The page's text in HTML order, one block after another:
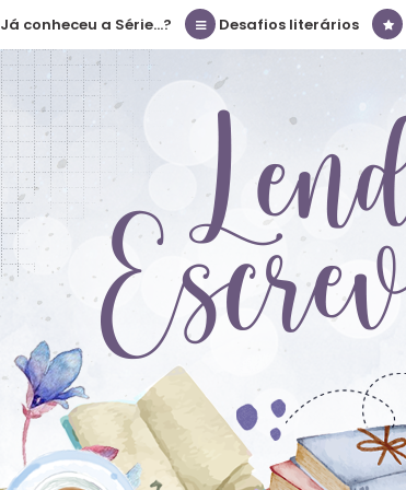
Já conheceu a Série...? Desafios literários